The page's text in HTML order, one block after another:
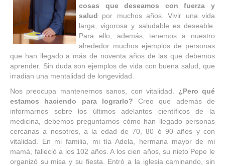
cosas que deseamos con fuerza y
salud por muchos años. Vivir una vida
larga, vigorosa y saludable es deseable.
Para ello, además, tenemos a nuestro
alrededor muchos ejemplos de personas
que han llegado a más de noventa años de las que debemos
aprender. Sin duda son ejemplos de vida con buena salud, que
irradian una mentalidad de longevidad.
Nos preocupa mantenernos sanos, con vitalidad. ¿Pero qué
estamos haciendo para lograrlo? Creo que además de
informarnos sobre los últimos adelantos científicos de la
medicina, debemos preguntarnos cómo han llegado personas
cercanas a nosotros, a la edad de 70, 80 ó 90 años y con
vitalidad. En mi familia, mi tía Adela, hermana mayor de mi
mamá, falleció a los 102 años. A los cien años, su nieto Pepe le
organizó su misa y su fiesta. Entró a la iglesia caminando, sin